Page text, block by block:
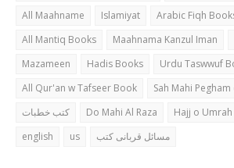
All Maahname
Islamiyat Arabic Fiqh
All Mantiq Books
Maahnama Kanzul Iman
Mazameen
Hadis Books
Urdu Taswwuf
All Qur'an w Tafseer Book
Sah Mahi
کتب خطبات
Do Mahi Al Raza Hajj o
english
us مسائل قربانی کتب